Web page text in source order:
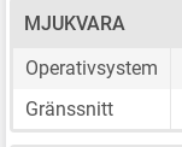
MJUKVARA
Operativsystem
Gränssnitt